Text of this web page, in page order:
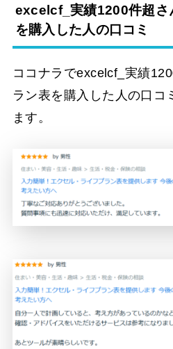
excelcf_実績1200件超さ
を購入した人の口コミ
ココナラでexcelcf_実績
ラン表を購入した人の口コ
ます。